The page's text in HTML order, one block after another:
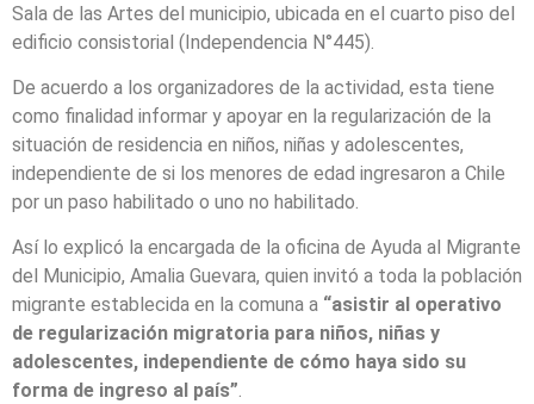
Sala de las Artes del municipio, ubicada en el cuarto piso del
edificio consistorial (Independencia N°445).
De acuerdo a los organizadores de la actividad, esta tiene
como finalidad informar y apoyar en la regularización de la
situación de residencia en niños, niñas y adolescentes,
independiente de si los menores de edad ingresaron a Chile
por un paso habilitado o uno no habilitado.
Así lo explicó la encargada de la oficina de Ayuda al Migrante
del Municipio, Amalia Guevara, quien invitó a toda la población
migrante establecida en la comuna a “asistir al operativo
de regularización migratoria para niños, niñas y
adolescentes, independiente de cómo haya sido su
forma de ingreso al país”.